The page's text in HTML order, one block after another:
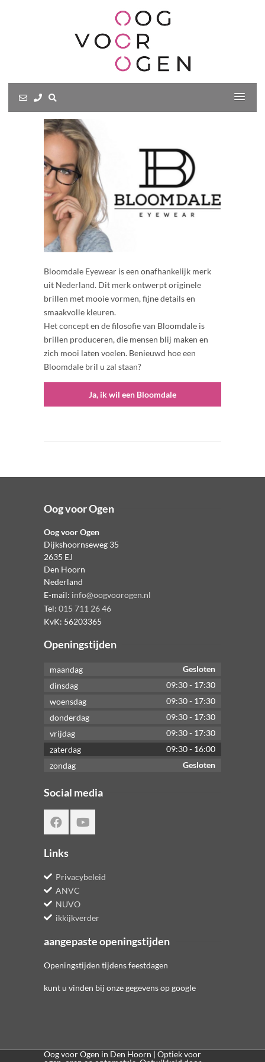
Bloomdale Eyewear is een onafhankelijk merk
uit Nederland. Dit merk ontwerpt originele
brillen met mooie vormen, fijne details en
smaakvolle kleuren.
Het concept en de filosofie van Bloomdale is
brillen produceren, die mensen blij maken en
zich mooi laten voelen. Benieuwd hoe een
Bloomdale bril u zal staan?
Ja, ik wil een Bloomdale
Oog voor Ogen
Oog voor Ogen
Dijkshoornseweg 35
2635 EJ
Den Hoorn
Nederland
E-mail: info@oogvoorogen.nl
Tel: 015 711 26 46
KvK: 56203365
Openingstijden
maandag
Gesloten
dinsdag
09:30- 17:30
woensdag
09:30- 17:30
donderdag
09:30- 17:30
vrijdag
09:30- 17:30
zaterdag
09:30- 16:00
zondag
Gesloten
Social media
Links
Privacybeleid
ANVC
NUVO
ikkijkverder
aangepaste openingstijden
Openingstijden tijdens feestdagen
kunt u vinden bij onze gegevens op google
Oog voor Ogen in Den Hoorn | Optiek voor